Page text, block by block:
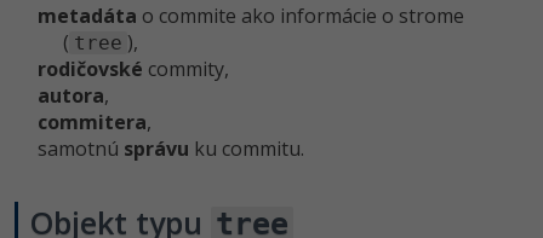
metadáta o commite ako informácie o strome
( tree ),
rodičovské commity,
autora,
commitera,
samotnú správu ku commitu.
Objekt typu tree